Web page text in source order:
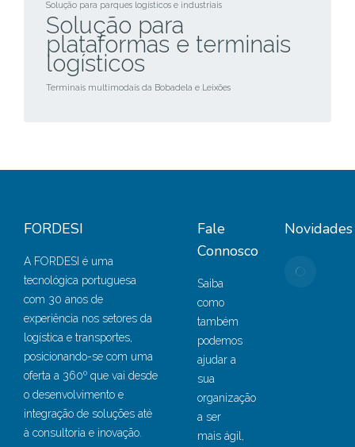
Solução para parques logísticos e industriais
Solução para
plataformas e terminais
logísticos
Terminais multimodais da Bobadela e Leixões
FORDESI
A FORDESI é uma
tecnológica portuguesa
com 30 anos de
experiência nos setores da
logística e transportes,
posicionando-se com uma
oferta a 360º que vai desde
o desenvolvimento e
integração de soluções até
à consultoria e inovação.
Fale
Connosco
Saiba
como
também
podemos
ajudar a
sua
organização
a ser
mais ágil,
Novidades